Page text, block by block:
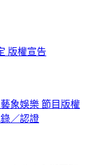
版權宣告
象娛樂 節目版權
／認證